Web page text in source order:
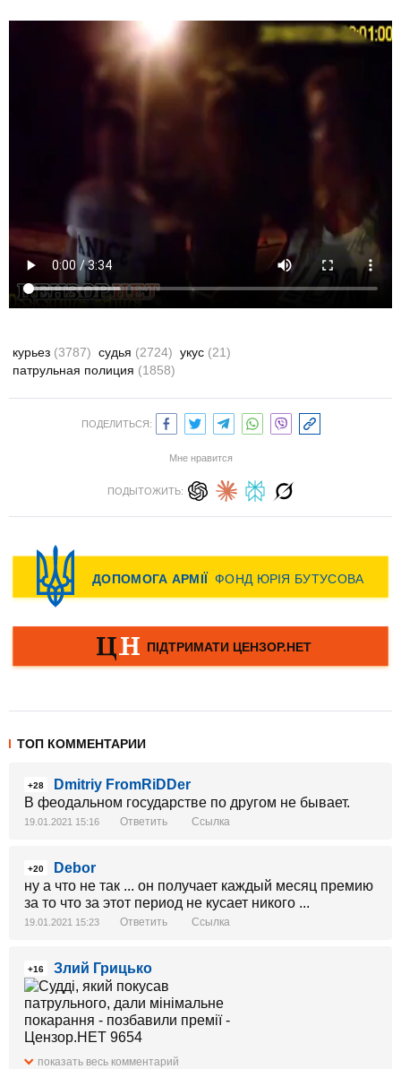
курьез (3787) судья (2724) укус (21)
патрульная полиция (1858)
ПОДЕЛИТЬСЯ:
Мне нравится
ПОДЫТОЖИТЬ:
ТОП КОММЕНТАРИИ
+28
Dmitriy FromRiDDer
В феодальном государстве по другом не бывает.
19.01.2021 15:16 Ответить Ссылка
+20
Debor
ну а что не так ... он получает каждый месяц премию
за то что за этот период не кусает никого ...
19.01.2021 15:23 Ответить Ссылка
+16 Злий Грицько
показать весь комментарий